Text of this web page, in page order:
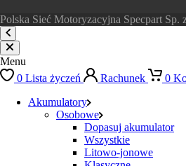
Polska Sieć Motoryzacyjna Specpart Sp.
Menu
0 Lista życzeń Rachunek 0
Akumulatory
Osobowe
Dopasuj akumulator
Wszystkie
Litowo-jonowe